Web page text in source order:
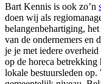
Bart Kennis is ook zo’n
doen wij als
belangenbehartiging,
van de ondernemers en
je je met iedere
op de horeca
lokale bestuursleden